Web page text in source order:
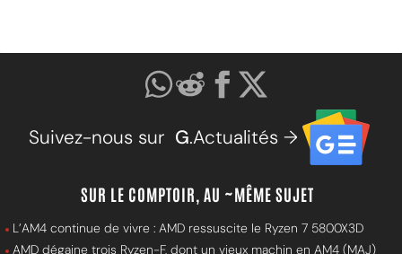
Suivez-nous sur G.Actualités →
SUR LE COMPTOIR, AU ~MÊME SUJET
L’AM4 continue de vivre : AMD ressuscite le Ryzen 7 5800X3D
AMD dégaine trois Ryzen-F, dont un vieux machin en AM4 (MAJ)